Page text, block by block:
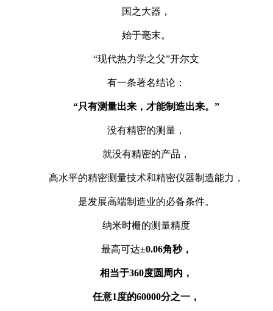
国之大器，
始于毫末。
“现代热力学之父”开尔文
有一条著名结论：
“只有测量出来，才能制造出来。”
没有精密的测量，
就没有精密的产品，
高水平的精密测量技术和精密仪器制造能力，
是发展高端制造业的必备条件。
纳米时栅的测量精度
最高可达±0.06角秒，
相当于360度圆周内，
任意1度的60000分之一，